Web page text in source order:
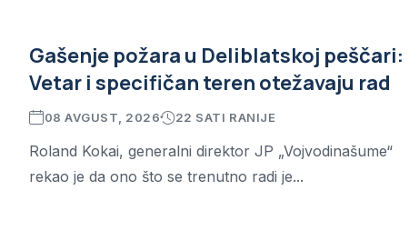
Gašenje požara u Deliblatskoj peščari:
Vetar i specifičan teren otežavaju rad
08 AVGUST, 2026 22 SATI RANIJE
Roland Kokai, generalni direktor JP „Vojvodinašume“
rekao je da ono što se trenutno radi je...